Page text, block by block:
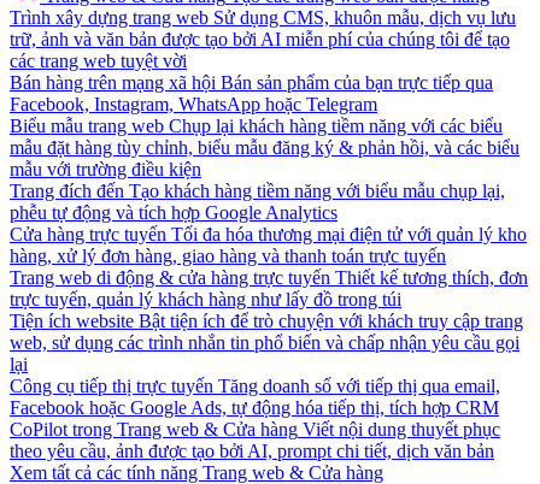
Trình xây dựng trang web Sử dụng CMS, khuôn mẫu, dịch vụ lưu
trữ, ảnh và văn bản được tạo bởi AI miễn phí của chúng tôi để tạo
các trang web tuyệt vời
Bán hàng trên mạng xã hội Bán sản phẩm của bạn trực tiếp qua
Facebook, Instagram, WhatsApp hoặc Telegram
Biểu mẫu trang web Chụp lại khách hàng tiềm năng với các biểu
mẫu đặt hàng tùy chỉnh, biểu mẫu đăng ký & phản hồi, và các biểu
mẫu với trường điều kiện
Trang đích đến Tạo khách hàng tiềm năng với biểu mẫu chụp lại,
phễu tự động và tích hợp Google Analytics
Cửa hàng trực tuyến Tối đa hóa thương mại điện tử với quản lý kho
hàng, xử lý đơn hàng, giao hàng và thanh toán trực tuyến
Trang web di động & cửa hàng trực tuyến Thiết kế tương thích, đơn
trực tuyến, quản lý khách hàng như lấy đồ trong túi
Tiện ích website Bật tiện ích để trò chuyện với khách truy cập trang
web, sử dụng các trình nhắn tin phổ biến và chấp nhận yêu cầu gọi
lại
Công cụ tiếp thị trực tuyến Tăng doanh số với tiếp thị qua email,
Facebook hoặc Google Ads, tự động hóa tiếp thị, tích hợp CRM
CoPilot trong Trang web & Cửa hàng Viết nội dung thuyết phục
theo yêu cầu, ảnh được tạo bởi AI, prompt chi tiết, dịch văn bản
Xem tất cả các tính năng Trang web & Cửa hàng